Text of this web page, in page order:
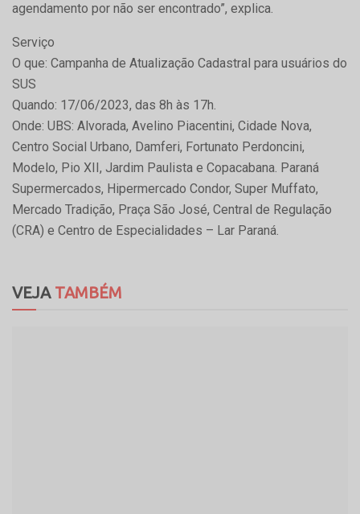
agendamento por não ser encontrado”, explica.
Serviço
O que: Campanha de Atualização Cadastral para usuários do
SUS
Quando: 17/06/2023, das 8h às 17h.
Onde: UBS: Alvorada, Avelino Piacentini, Cidade Nova,
Centro Social Urbano, Damferi, Fortunato Perdoncini,
Modelo, Pio XII, Jardim Paulista e Copacabana. Paraná
Supermercados, Hipermercado Condor, Super Muffato,
Mercado Tradição, Praça São José, Central de Regulação
(CRA) e Centro de Especialidades – Lar Paraná.
VEJATAMBÉM